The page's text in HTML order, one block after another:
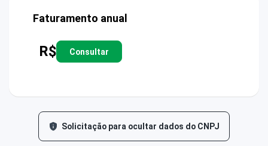
Faturamento anual
R$ Consultar
Solicitação para ocultar dados do CNPJ